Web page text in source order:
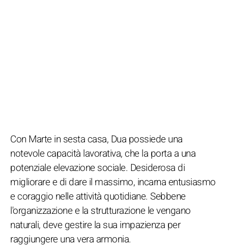
Con Marte in sesta casa, Dua possiede una
notevole capacità lavorativa, che la porta a una
potenziale elevazione sociale. Desiderosa di
migliorare e di dare il massimo, incarna entusiasmo
e coraggio nelle attività quotidiane. Sebbene
l'organizzazione e la strutturazione le vengano
naturali, deve gestire la sua impazienza per
raggiungere una vera armonia.